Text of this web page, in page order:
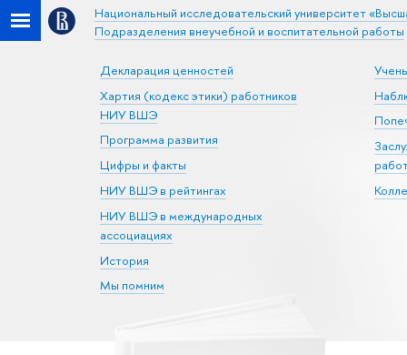
Национальный исследовательский университет
Подразделения внеучебной и воспитательной работы
Декларация ценностей
Хартия (кодекс этики) работников
НИУ ВШЭ
Программа развития
Цифры и факты
НИУ ВШЭ в рейтингах
НИУ ВШЭ в международных
ассоциациях
История
Мы помним